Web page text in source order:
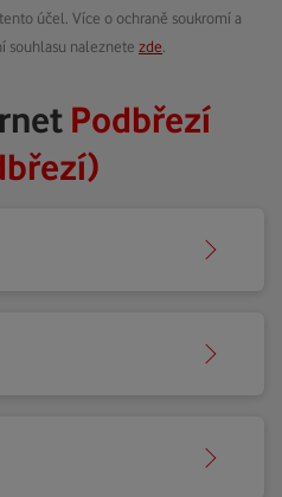
účel. Více o ochraně soukromí a
souhlasu naleznete zde
Podbřezí